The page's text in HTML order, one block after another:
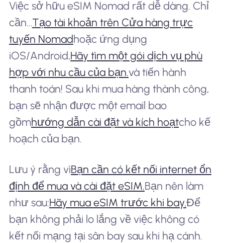
Việc sở hữu eSIM Nomad rất dễ dàng. Chỉ
cần...Tạo tài khoản trên Cửa hàng trực
tuyến Nomadhoặc ứng dụng
iOS/Android,Hãy tìm một gói dịch vụ phù
hợp với nhu cầu của bạn.và tiến hành
thanh toán! Sau khi mua hàng thành công,
bạn sẽ nhận được một email bao
gồmhướng dẫn cài đặt và kích hoạtcho kế
hoạch của bạn.
Lưu ý rằng vìBạn cần có kết nối internet ổn
định để mua và cài đặt eSIM.Bạn nên làm
như sau:Hãy mua eSIM trước khi bay.Để
bạn không phải lo lắng về việc không có
kết nối mạng tại sân bay sau khi hạ cánh.